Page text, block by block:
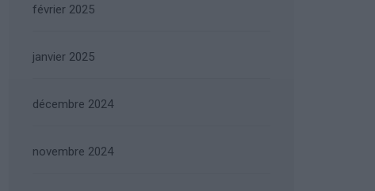
février 2025
janvier 2025
décembre 2024
novembre 2024